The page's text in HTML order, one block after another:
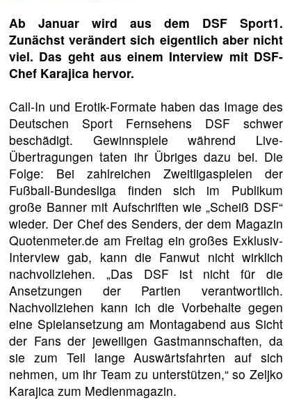
Ab Januar wird aus dem DSF Sport1.
Zunächst verändert sich eigentlich aber nicht
viel. Das geht aus einem Interview mit DSF-
Chef Karajica hervor.
Call-In und Erotik-Formate haben das Image des
Deutschen Sport Fernsehens DSF schwer
beschädigt. Gewinnspiele während Live-
Übertragungen taten ihr Übriges dazu bei. Die
Folge: Bei zahlreichen Zweitligaspielen der
Fußball-Bundesliga finden sich im Publikum
große Banner mit Aufschriften wie „Scheiß DSF“
wieder. Der Chef des Senders, der dem Magazin
Quotenmeter.de am Freitag ein großes Exklusiv-
Interview gab, kann die Fanwut nicht wirklich
nachvollziehen. „Das DSF ist nicht für die
Ansetzungen der Partien verantwortlich.
Nachvollziehen kann ich die Vorbehalte gegen
eine Spielansetzung am Montagabend aus Sicht
der Fans der jeweiligen Gastmannschaften, da
sie zum Teil lange Auswärtsfahrten auf sich
nehmen, um ihr Team zu unterstützen,“ so Zeljko
Karajica zum Medienmagazin.